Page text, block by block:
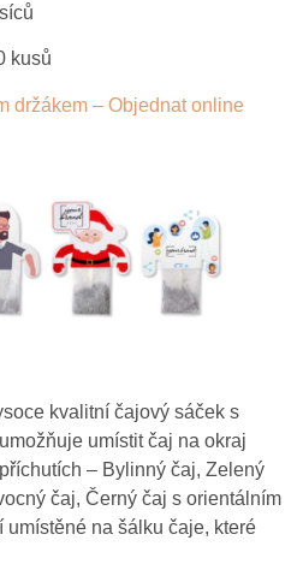
kusů
držákem – Objednat online
kvalitní čajový sáček s
umístit čaj na okraj
– Bylinný čaj, Zelený
čaj, Černý čaj s orientálním
na šálku čaje, které